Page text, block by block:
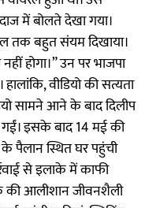
में बोलते देखा गया।
तक बहुत संयम दिखाया।
होगा।” उन पर भाजपा
वीडियो की सत्यता
सामने आने के बाद दिलीप
इसके बाद 14 मई की
पैलान स्थित घर पहुंची
से इलाके में काफी
की आलीशान जीवनशैली